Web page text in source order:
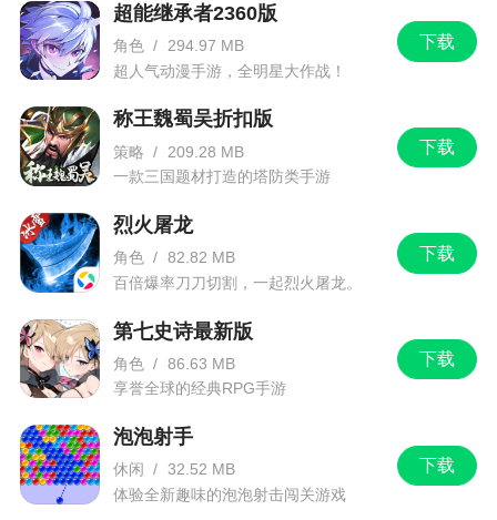
下载
超能继承者2360版
角色 /
294.97 MB
超人气动漫手游，全明星大作战！
下载
称王魏蜀吴折扣版
策略 /
209.28 MB
一款三国题材打造的塔防类手游
下载
烈火屠龙
角色 / 82.82 MB
百倍爆率刀刀切割，一起烈火屠龙。
下载
第七史诗最新版
角色 / 86.63 MB
享誉全球的经典RPG手游
下载
泡泡射手
休闲 / 32.52 MB
体验全新趣味的泡泡射击闯关游戏